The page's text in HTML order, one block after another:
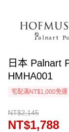
日本 Palnart
HMHA001
宅配滿NT$1,000免運
NT$2,145
NT$1,788